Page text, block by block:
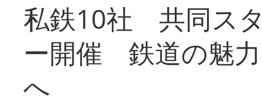
私鉄10社 共同ス
ー開催 鉄道の魅
へ